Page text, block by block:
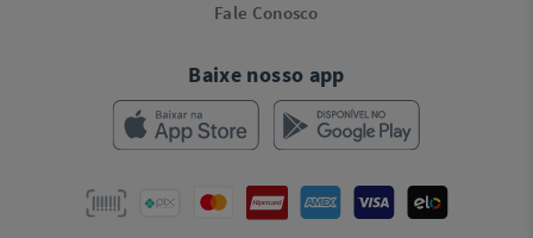
Fale Conosco
Baixe nosso app